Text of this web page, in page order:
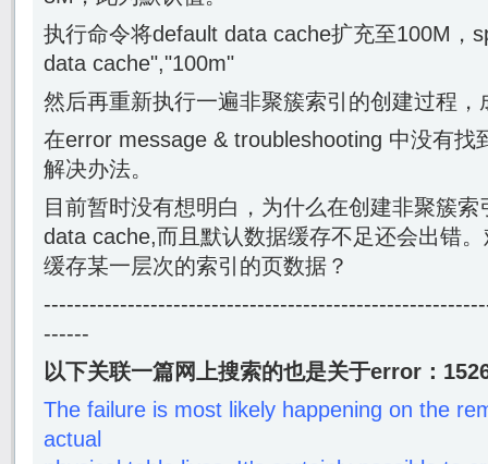
执行命令将default data cache扩充至100M，
data cache","100m"
然后再重新执行一遍非聚簇索引的创建过程，
在error message & troubleshooting 中没有找
解决办法。
目前暂时没有想明白，为什么在创建非聚簇
data cache,而且默认数据缓存不足还会出错
缓存某一层次的索引的页数据？
------
以下关联一篇网上搜索的也是关于error：
The failure is most likely happening on the
actual